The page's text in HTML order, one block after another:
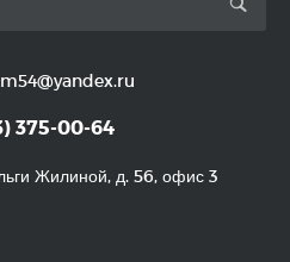
375-00-64
Жилиной, д. 56, офис 3